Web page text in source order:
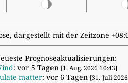
dargestellt mit der Zeitzone
Prognoseaktualisierungen:
: vor 5 Tagen [1. Aug. 2026 10:43]
matter: vor 6 Tagen [31. Juli